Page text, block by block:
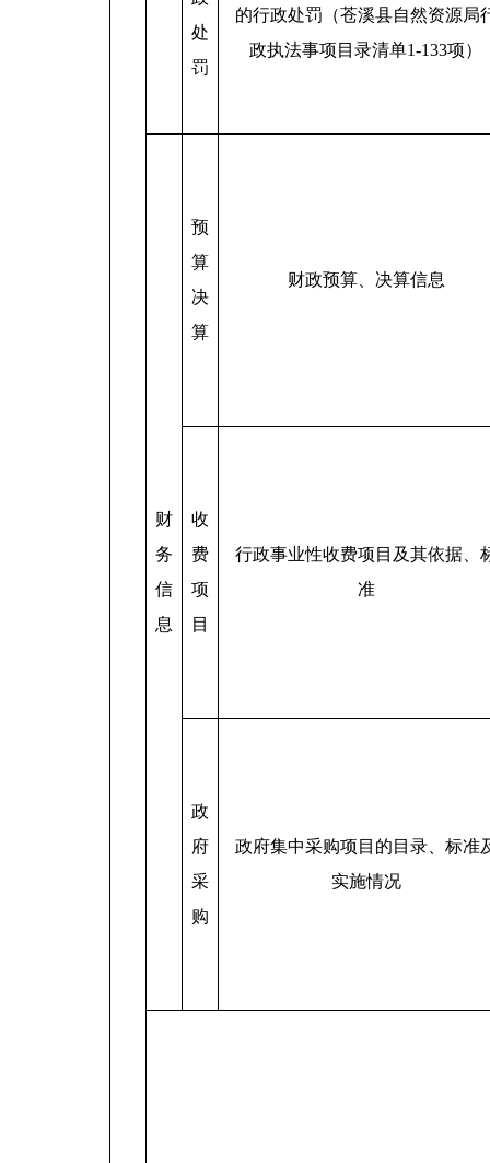
处
罚
的行政处罚（苍溪县自然资源局
政执法事项目录清单1-133项）
财
务
信
息
预
算
决
算
财政预算、决算信息
收
费
项
目
行政事业性收费项目及其依据、
准
政
府
采
购
政府集中采购项目的目录、标准
实施情况